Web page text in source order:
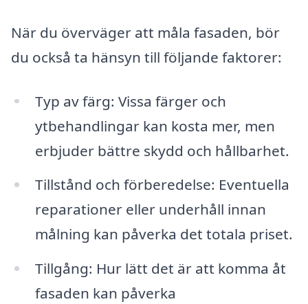
När du överväger att måla fasaden, bör
du också ta hänsyn till följande faktorer:
Typ av färg: Vissa färger och
ytbehandlingar kan kosta mer, men
erbjuder bättre skydd och hållbarhet.
Tillstånd och förberedelse: Eventuella
reparationer eller underhåll innan
målning kan påverka det totala priset.
Tillgång: Hur lätt det är att komma åt
fasaden kan påverka